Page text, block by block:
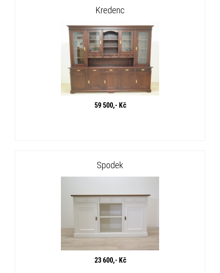
Kredenc
59 500,- Kč
Spodek
23 600,- Kč